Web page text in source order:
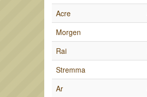
Acre
Morgen
Rai
Stremma
Ar